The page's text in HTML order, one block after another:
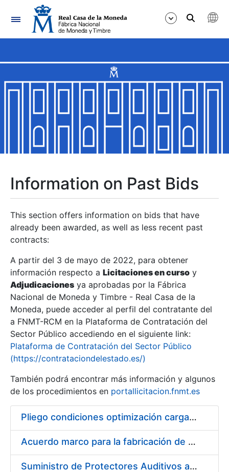
Navigation
Show/Hide
Show/Hide
Show/Hide
Show/Hide
Show/Hide
Show/Hide
Information on Past Bids
This section offers information on bids that have
already been awarded, as well as less recent past
contracts:
A partir del 3 de mayo de 2022, para obtener
información respecto a Licitaciones en curso y
Adjudicaciones ya aprobadas por la Fábrica
Nacional de Moneda y Timbre - Real Casa de la
Moneda, puede acceder al perfil del contratante del
a FNMT-RCM en la Plataforma de Contratación del
Sector Público accediendo en el siguiente link:
Plataforma de Contratación del Sector Público
(https://contrataciondelestado.es/)
También podrá encontrar más información y algunos
de los procedimientos en portallicitacion.fnmt.es
Pliego condiciones optimización cargas compras firmado
Acuerdo marco para la fabricación de piezas
Suministro de Protectores Auditivos a medida para las personas trabajadoras de los Centros de Trabajo de Madrid y Burgos